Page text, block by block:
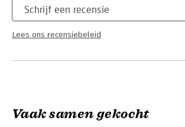
'Slimmer dan je denkt is Gouden Griffel-
Jong Literair Nederland
Schrijf een recensie
Lees ons recensiebeleid
Vaak samen gekocht